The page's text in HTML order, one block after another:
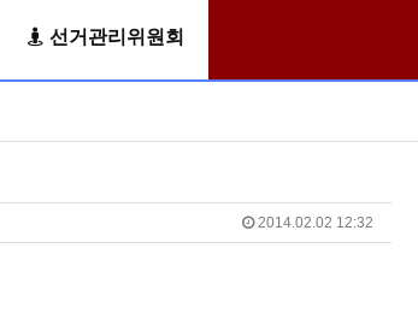
선거관리위원회
2014.02.02 12:32